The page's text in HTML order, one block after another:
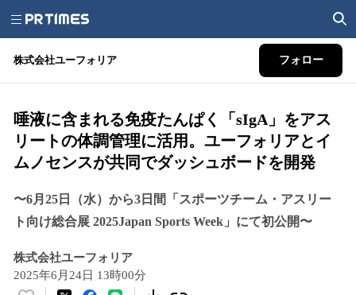
株式会社ユーフォリア フォロー
唾液に含まれる免疫たんぱく「sIgA」をアス
リートの体調管理に活用。ユーフォリアとイ
ムノセンスが共同でダッシュボードを開発
〜6月25日（水）から3日間「スポーツチーム・アスリー
ト向け総合展 2025Japan Sports Week」にて初公開〜
株式会社ユーフォリア
2025年6月24日 13時00分